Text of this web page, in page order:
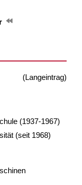
(Langeintrag)
(1937-1967)
(seit 1968)